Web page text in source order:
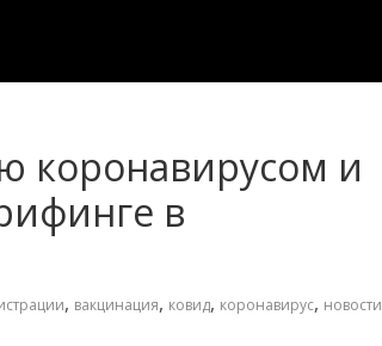
коронавирусом и
в
, вакцинация, ковид, коронавирус, новости